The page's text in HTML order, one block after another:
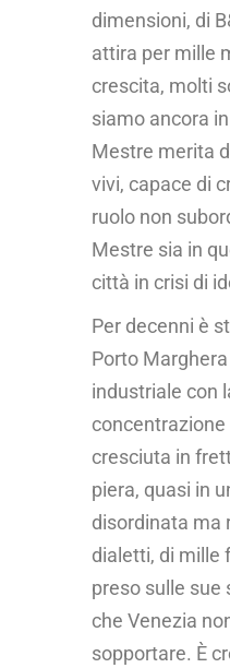
dimensioni, di
attira per mille
crescita, molti
siamo ancora
Mestre merita
vivi, capace di
ruolo non
Mestre sia in
città in crisi di
Per decenni è
Porto
industriale con
concentrazione
cresciuta in
piera, quasi in
disordinata ma
dialetti, di mille
preso sulle sue
che Venezia
sopportare. È